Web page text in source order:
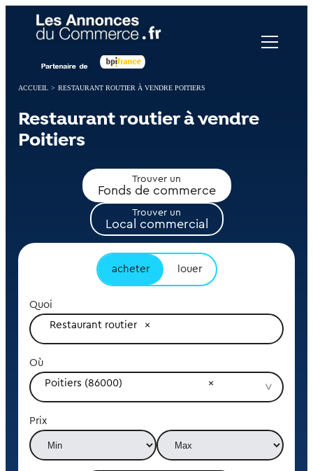
ACCUEIL > RESTAURANT ROUTIER À VENDRE POITIERS
Restaurant routier à vendre
Poitiers
Trouver un
Fonds de commerce
Trouver un
Local commercial
acheter louer
Quoi
Restaurant routier
Où
Poitiers (86000)
Prix
Panneau de gestion des cookies